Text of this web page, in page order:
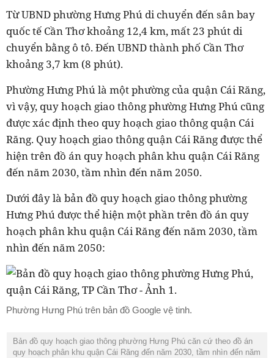
Từ UBND phường Hưng Phú di chuyển đến sân bay
quốc tế Cần Thơ khoảng 12,4 km, mất 23 phút di
chuyển bằng ô tô. Đến UBND thành phố Cần Thơ
khoảng 3,7 km (8 phút).
Phường Hưng Phú là một phường của quận Cái Răng,
vì vậy, quy hoạch giao thông phường Hưng Phú cũng
được xác định theo quy hoạch giao thông quận Cái
Răng. Quy hoạch giao thông quận Cái Răng được thể
hiện trên đồ án quy hoạch phân khu quận Cái Răng
đến năm 2030, tầm nhìn đến năm 2050.
Dưới đây là bản đồ quy hoạch giao thông phường
Hưng Phú được thể hiện một phần trên đồ án quy
hoạch phân khu quận Cái Răng đến năm 2030, tầm
nhìn đến năm 2050:
Phường Hưng Phú trên bản đồ Google vệ tinh.
Bản đồ quy hoạch giao thông phường Hưng Phú căn cứ theo đồ án
quy hoạch phân khu quận Cái Răng đến năm 2030, tầm nhìn đến năm